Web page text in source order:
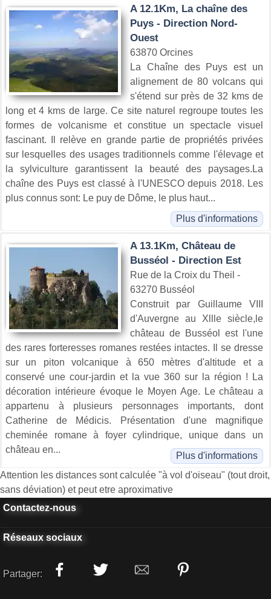
A 12.1Km, La chaîne des
Puys - Direction Nord-
Ouest
63870 Orcines
La Chaîne des Puys est un
alignement de 80 volcans qui
s'étend sur près de 32 kms de
long et 4 kms de large. Ce site naturel regroupe toutes les
formes de volcanisme et constitue un spectacle visuel
fascinant. Il relève en grande partie de propriétés privées
sur lesquelles des usages traditionnels comme l'élevage et
la sylviculture garantissent la beauté des paysages.La
chaîne des Puys est classé à l'UNESCO depuis 2018. Les
plus connus sont: Le puy de Dôme, le plus haut...
Plus d'informations
A 13.1Km, Château de
Busséol - Direction Est
Rue de la Croix du Theil -
63270 Busséol
Construit par Guillaume VIII
d'Auvergne au Xllle siècle,le
château de Busséol est l'une
des rares forteresses romanes restées intactes. Il se dresse
sur un piton volcanique à 650 mètres d'altitude et a
conservé une cour-jardin et la vue 360 sur la région ! La
décoration intérieure évoque le Moyen Age. Le château a
appartenu à plusieurs personnages importants, dont
Catherine de Médicis. Présentation d'une magnifique
cheminée romane à foyer cylindrique, unique dans un
château en...
Plus d'informations
Attention les distances sont calculée "à vol d'oiseau" (tout droit,
sans déviation) et peut etre aproximative
Contactez-nous
Réseaux sociaux
Partager: